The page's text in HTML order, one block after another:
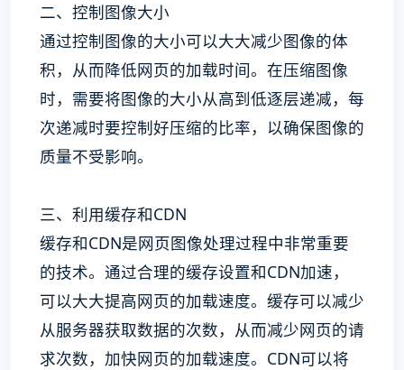
二、控制图像大小
通过控制图像的大小可以大大减少图像的体
积，从而降低网页的加载时间。在压缩图像
时，需要将图像的大小从高到低逐层递减，每
次递减时要控制好压缩的比率，以确保图像的
质量不受影响。
三、利用缓存和CDN
缓存和CDN是网页图像处理过程中非常重要
的技术。通过合理的缓存设置和CDN加速，
可以大大提高网页的加载速度。缓存可以减少
从服务器获取数据的次数，从而减少网页的请
求次数，加快网页的加载速度。CDN可以将